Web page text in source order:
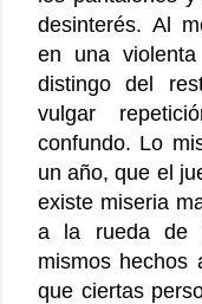
desinterés. Al
en una
distingo del
vulgar
confundo. Lo
un año, que el
existe miseria
a la rueda de
mismos hechos
que ciertas